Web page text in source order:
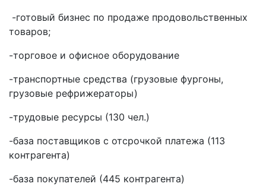
-готовый бизнес по продаже продовольственных
товаров;
-торговое и офисное оборудование
-транспортные средства (грузовые фургоны,
грузовые рефрижераторы)
-трудовые ресурсы (130 чел.)
-база поставщиков с отсрочкой платежа (113
контрагента)
-база покупателей (445 контрагента)